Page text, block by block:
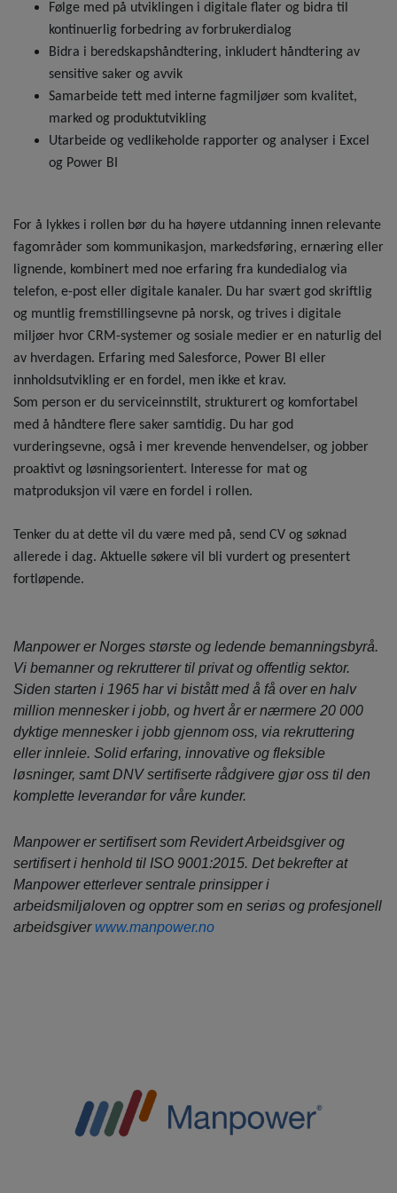
Følge med på utviklingen i digitale flater og bidra til
kontinuerlig forbedring av forbrukerdialog
Bidra i beredskapshåndtering, inkludert håndtering av
sensitive saker og avvik
Samarbeide tett med interne fagmiljøer som kvalitet,
marked og produktutvikling
Utarbeide og vedlikeholde rapporter og analyser i Excel
og Power BI
For å lykkes i rollen bør du ha høyere utdanning innen relevante
fagområder som kommunikasjon, markedsføring, ernæring eller
lignende, kombinert med noe erfaring fra kundedialog via
telefon, e-post eller digitale kanaler. Du har svært god skriftlig
og muntlig fremstillingsevne på norsk, og trives i digitale
miljøer hvor CRM-systemer og sosiale medier er en naturlig del
av hverdagen. Erfaring med Salesforce, Power BI eller
innholdsutvikling er en fordel, men ikke et krav.
Som person er du serviceinnstilt, strukturert og komfortabel
med å håndtere flere saker samtidig. Du har god
vurderingsevne, også i mer krevende henvendelser, og jobber
proaktivt og løsningsorientert. Interesse for mat og
matproduksjon vil være en fordel i rollen.
Tenker du at dette vil du være med på, send CV og søknad
allerede i dag. Aktuelle søkere vil bli vurdert og presentert
fortløpende.
Manpower er Norges største og ledende bemanningsbyrå.
Vi bemanner og rekrutterer til privat og offentlig sektor.
Siden starten i 1965 har vi bistått med å få over en halv
million mennesker i jobb, og hvert år er nærmere 20 000
dyktige mennesker i jobb gjennom oss, via rekruttering
eller innleie. Solid erfaring, innovative og fleksible
løsninger, samt DNV sertifiserte rådgivere gjør oss til den
komplette leverandør for våre kunder.
Manpower er sertifisert som Revidert Arbeidsgiver og
sertifisert i henhold til ISO 9001:2015. Det bekrefter at
Manpower etterlever sentrale prinsipper i
arbeidsmiljøloven og opptrer som en seriøs og profesjonell
arbeidsgiver www.manpower.no